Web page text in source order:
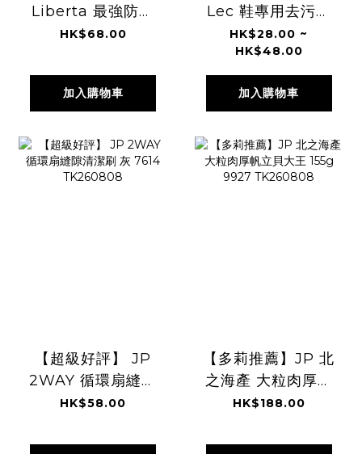
Liberta 最強防霉
神器 約250日
HK$68.00
加入購物車
Lec 鞋專用去污濕
紙巾 0299
TK260808
HK$28.00 ~
HK$48.00
加入購物車
【超級好評】 JP
2WAY 循環扇縫隙
清潔刷 灰 7614
HK$58.00
【多莉推薦】JP 北
之海產 大粒肉厚帆
立貝大王 155g
HK$188.00